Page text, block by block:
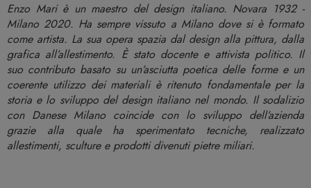
Enzo Mari è un maestro del design italiano. Novara 1932 -
Milano 2020. Ha sempre vissuto a Milano dove si è formato
come artista. La sua opera spazia dal design alla pittura, dalla
grafica all’allestimento. È stato docente e attivista politico. Il
suo contributo basato su un’asciutta poetica delle forme e un
coerente utilizzo dei materiali è ritenuto fondamentale per la
storia e lo sviluppo del design italiano nel mondo. Il sodalizio
con Danese Milano coincide con lo sviluppo dell’azienda
grazie alla quale ha sperimentato tecniche, realizzato
allestimenti, sculture e prodotti divenuti pietre miliari.